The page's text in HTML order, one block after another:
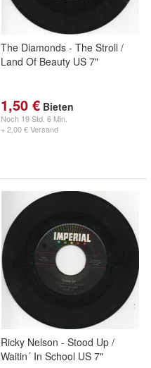
The Diamonds - The Stroll /
Land Of Beauty US 7"
1,50 € Bieten
Noch 19 Std. 6 Min.
+ 2,00 € Versand
Ricky Nelson - Stood Up /
Waitin´ In School US 7"